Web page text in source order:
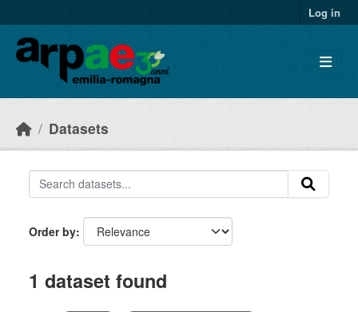
Log in
Datasets
Order by
1 dataset found